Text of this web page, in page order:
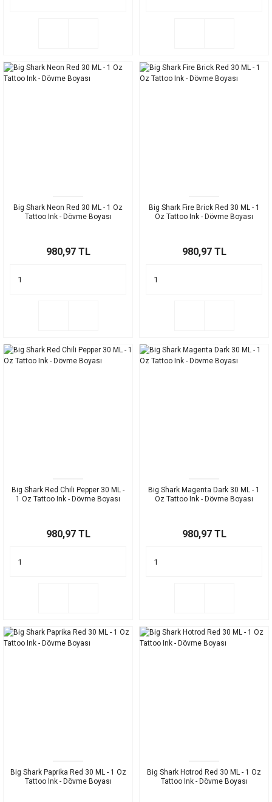
Big Shark Neon Red 30 ML - 1 Oz
Tattoo Ink - Dövme Boyası
980,97 TL
Big Shark Fire Brick Red 30 ML - 1
Oz Tattoo Ink - Dövme Boyası
980,97 TL
Big Shark Red Chili Pepper 30 ML -
1 Oz Tattoo Ink - Dövme Boyası
980,97 TL
Big Shark Magenta Dark 30 ML - 1
Oz Tattoo Ink - Dövme Boyası
980,97 TL
Big Shark Paprika Red 30 ML - 1 Oz
Tattoo Ink - Dövme Boyası
Big Shark Hotrod Red 30 ML - 1 Oz
Tattoo Ink - Dövme Boyası